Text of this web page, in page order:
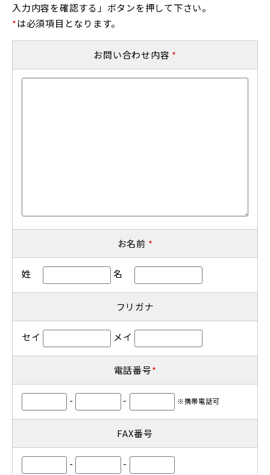
入力内容を確認する」ボタンを押して下さい。
*は必須項目となります。
お問い合わせ内容 *
お名前 *
姓 名
フリガナ
セイ メイ
電話番号*
- - ※携帯電話可
FAX番号
- -